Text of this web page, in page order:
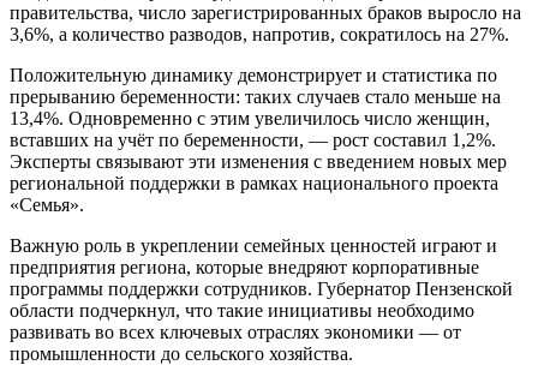
правительства, число зарегистрированных браков выросло на
3,6%, а количество разводов, напротив, сократилось на 27%.
Положительную динамику демонстрирует и статистика по
прерыванию беременности: таких случаев стало меньше на
13,4%. Одновременно с этим увеличилось число женщин,
вставших на учёт по беременности, — рост составил 1,2%.
Эксперты связывают эти изменения с введением новых мер
региональной поддержки в рамках национального проекта
«Семья».
Важную роль в укреплении семейных ценностей играют и
предприятия региона, которые внедряют корпоративные
программы поддержки сотрудников. Губернатор Пензенской
области подчеркнул, что такие инициативы необходимо
развивать во всех ключевых отраслях экономики — от
промышленности до сельского хозяйства.